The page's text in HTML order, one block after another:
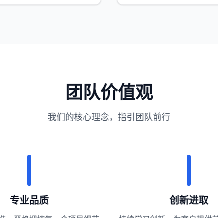
团队价值观
我们的核心理念，指引团队前行
专业品质 创新进取